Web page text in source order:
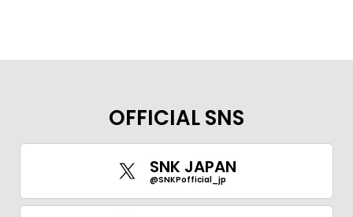
OFFICIAL SNS
SNK JAPAN
@SNKPofficial_jp